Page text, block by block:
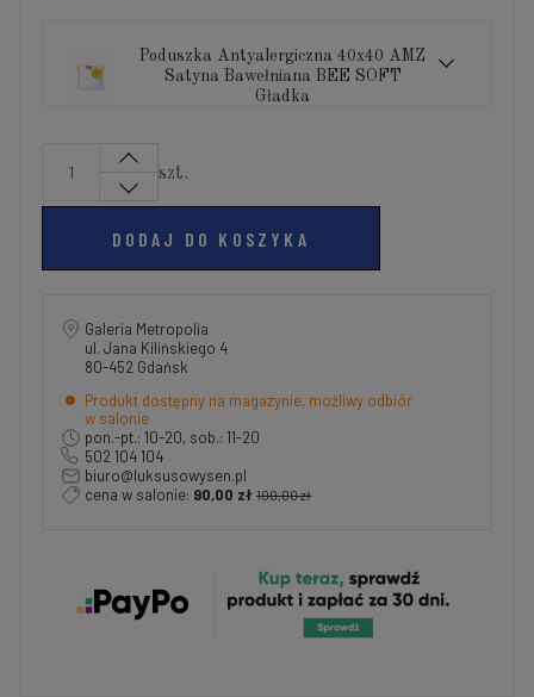
Poduszka Antyalergiczna 40x40 AMZ
Satyna Bawełniana BEE SOFT
Gładka
szt.
DODAJ DO KOSZYKA
Galeria Metropolia
ul. Jana Kilińskiego 4
80-452 Gdańsk
Produkt dostępny na magazynie, możliwy odbiór
w salonie
pon.-pt.: 10-20, sob.: 11-20
502 104 104
biuro@luksusowysen.pl
cena w salonie: 90,00 zł 100,00 zł